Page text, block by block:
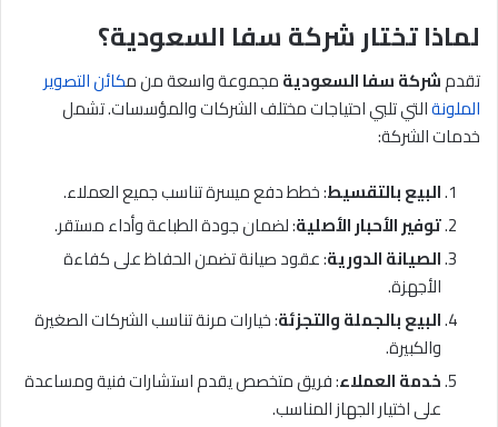
لماذا تختار شركة سفا السعودية؟
تقدمشركة سفا السعوديةمجموعة واسعة من مكائن التصوير
الملونةالتي تلبي احتياجات مختلف الشركات والمؤسسات. تشمل
خدمات الشركة:
البيع بالتقسيط: خطط دفع ميسرة تناسب جميع العملاء.
توفير الأحبار الأصلية: لضمان جودة الطباعة وأداء مستقر.
الصيانة الدورية: عقود صيانة تضمن الحفاظ على كفاءة
الأجهزة.
البيع بالجملة والتجزئة: خيارات مرنة تناسب الشركات الصغيرة
والكبيرة.
خدمة العملاء: فريق متخصص يقدم استشارات فنية ومساعدة
على اختيار الجهاز المناسب.